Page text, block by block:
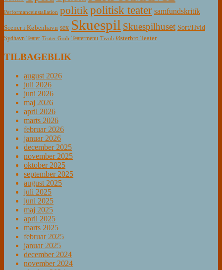
Performanceinstallation politikpolitisk teater samfundskritik
Scener i København sex Skuespil Skuespilhuset Sort/Hvid
Sydhavn Teater Teater Grob Teatermenu Tivoli Østerbro Teater
TILBAGEBLIK
august 2026
juli 2026
juni 2026
maj 2026
april 2026
marts 2026
februar 2026
januar 2026
december 2025
november 2025
oktober 2025
september 2025
august 2025
juli 2025
juni 2025
maj 2025
april 2025
marts 2025
februar 2025
januar 2025
december 2024
november 2024